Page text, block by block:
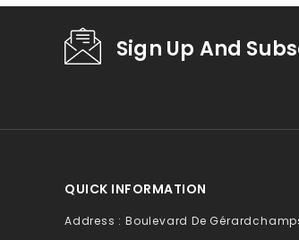
Sign Up And
QUICK INFORMATION
Address : Boulevard De